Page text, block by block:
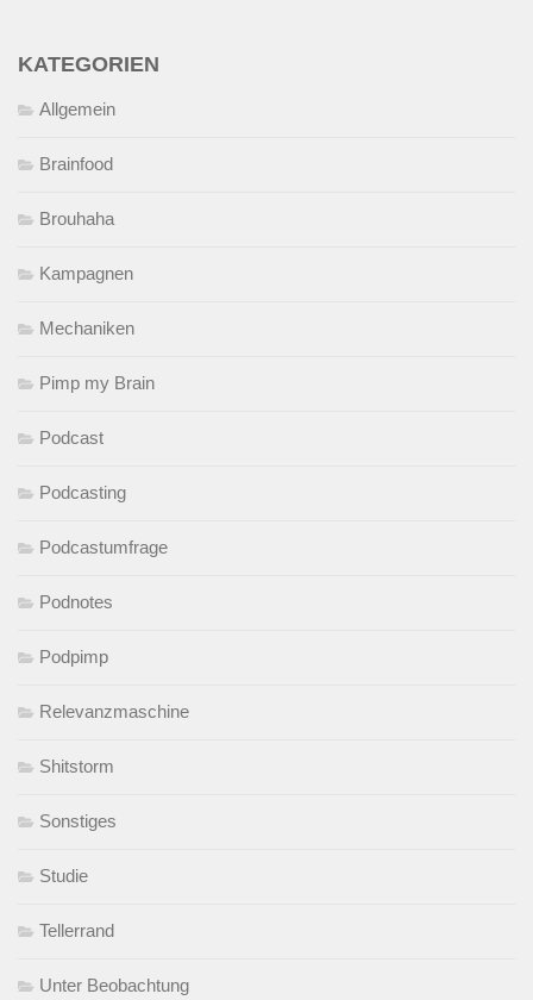
KATEGORIEN
Allgemein
Brainfood
Brouhaha
Kampagnen
Mechaniken
Pimp my Brain
Podcast
Podcasting
Podcastumfrage
Podnotes
Podpimp
Relevanzmaschine
Shitstorm
Sonstiges
Studie
Tellerrand
Unter Beobachtung